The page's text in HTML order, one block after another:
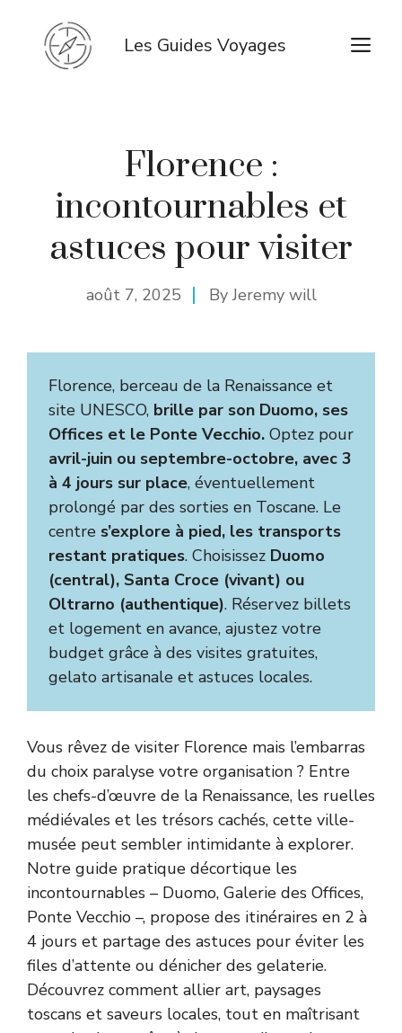
contenu
Les Guides Voyages
Florence :
incontournables et
astuces pour visiter
août 7, 2025 ByJeremy will
Florence, berceau de la Renaissance et
site UNESCO, brille par son Duomo, ses
Offices et le Ponte Vecchio. Optez pour
avril-juin ou septembre-octobre, avec 3
à 4 jours sur place, éventuellement
prolongé par des sorties en Toscane. Le
centre s’explore à pied, les transports
restant pratiques. Choisissez Duomo
(central), Santa Croce (vivant) ou
Oltrarno (authentique). Réservez billets
et logement en avance, ajustez votre
budget grâce à des visites gratuites,
gelato artisanale et astuces locales.
Vous rêvez de visiter Florence mais l’embarras
du choix paralyse votre organisation ? Entre
les chefs-d’œuvre de la Renaissance, les ruelles
médiévales et les trésors cachés, cette ville-
musée peut sembler intimidante à explorer.
Notre guide pratique décortique les
incontournables – Duomo, Galerie des Offices,
Ponte Vecchio –, propose des itinéraires en 2 à
4 jours et partage des astuces pour éviter les
files d’attente ou dénicher des gelaterie.
Découvrez comment allier art, paysages
toscans et saveurs locales, tout en maîtrisant